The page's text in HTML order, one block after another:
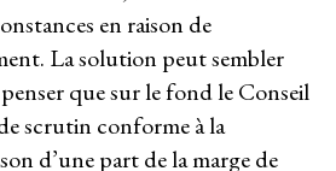
en raison de
La solution peut sembler
que sur le fond le Conseil
scrutin conforme à la
d’une part de la marge de